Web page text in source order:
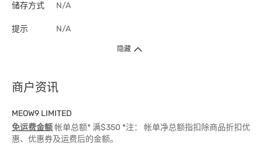
储存方式 N/A
提示 N/A
隐藏
商户资讯
MEOW9 LIMITED
免运费金额帐单总额* 满$350 *注： 帐单净总额指扣除商品折扣优
惠、优惠券及运费后的金额。